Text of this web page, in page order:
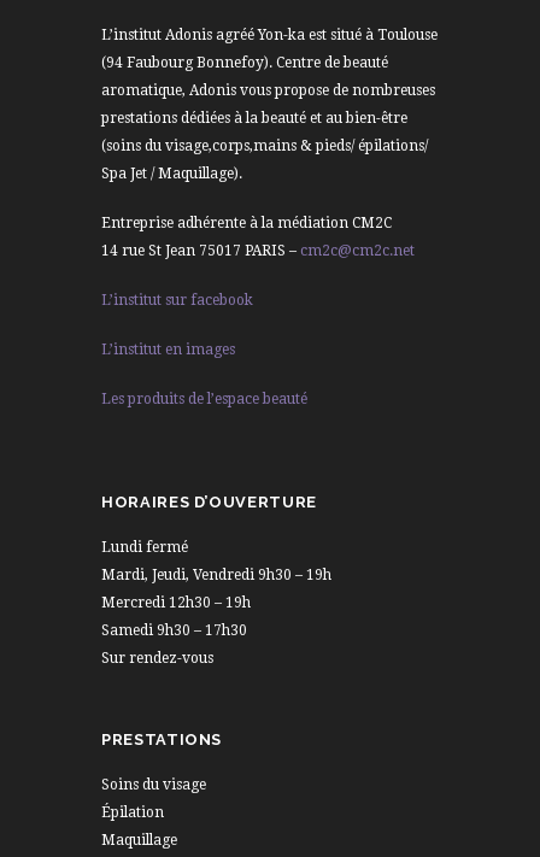
L’institut Adonis agréé Yon-ka est situé à Toulouse
(94 Faubourg Bonnefoy). Centre de beauté
aromatique, Adonis vous propose de nombreuses
prestations dédiées à la beauté et au bien-être
(soins du visage,corps,mains & pieds/ épilations/
Spa Jet / Maquillage).
Entreprise adhérente à la médiation CM2C
14 rue St Jean 75017 PARIS – cm2c@cm2c.net
L’institut sur facebook
L’institut en images
Les produits de l’espace beauté
HORAIRES D’OUVERTURE
Lundi fermé
Mardi, Jeudi, Vendredi 9h30 – 19h
Mercredi 12h30 – 19h
Samedi 9h30 – 17h30
Sur rendez-vous
PRESTATIONS
Soins du visage
Épilation
Maquillage